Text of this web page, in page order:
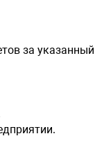
за указанный